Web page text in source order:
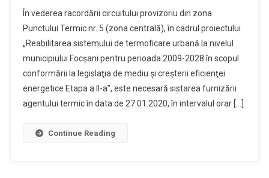
În vederea racordării circuitului provizoriu din zona
Punctului Termic nr. 5 (zona centrală), în cadrul proiectului
„Reabilitarea sistemului de termoficare urbană la nivelul
municipiului Focşani pentru perioada 2009-2028 în scopul
conformării la legislaţia de mediu şi creşterii eficienţei
energetice Etapa a II-a”, este necesară sistarea furnizării
agentului termic în data de 27.01.2020, în intervalul orar […]
Continue Reading